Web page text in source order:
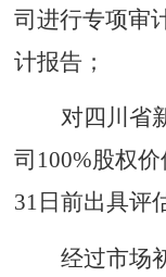
司进行专项审
计报告；
对四川省
司 100%股权
31日前出具评
经过市场